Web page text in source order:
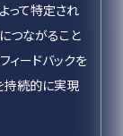
って特定され
つながること
ィードバックを
持続的に実現